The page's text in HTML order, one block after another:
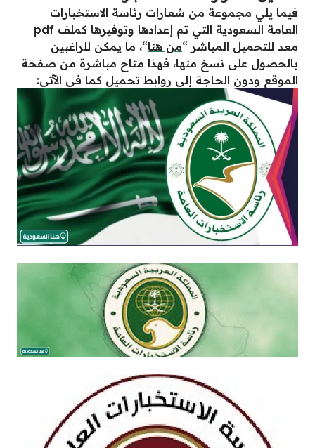
فيما يلي مجموعة من شعارات رئاسة الاستخبارات
العامة السعودية التي تم إعدادها وتوفيرها كملف pdf
معد للتحميل المباشر “من هنا“، ما يمكن للراغبين
بالحصول على نسخ منها، فهذا متاح مباشرة من صفحة
الموقع ودون الحاجة إلى روابط تحميل كما في الآتي: